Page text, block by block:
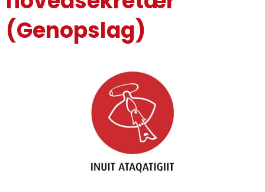
(Genopslag)